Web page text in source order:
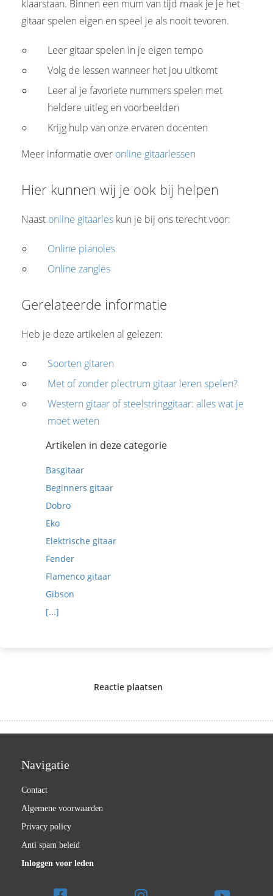
klaarstaan. Binnen een mum van tijd maak je je het
gitaar spelen eigen en speel je als nooit tevoren.
Leer gitaar spelen in je eigen tempo
Volg de lessen wanneer het jou uitkomt
Leer al je favoriete nummers spelen met
heldere uitleg en voorbeelden
Krijg hulp van onze ervaren docenten
Meer informatie over online gitaarlessen
Hier kunnen wij je ook bij helpen
Naast online gitaarles kun je bij ons terecht voor:
Online pianoles
Online zangles
Gerelateerde informatie
Heb je deze artikelen al gelezen:
Soorten gitaren
Met of zonder plectrum gitaar leren spelen?
Western gitaar of steelstringgitaar: alles wat je
moet weten
Artikelen in deze categorie
Basgitaar
Beginners gitaar
Dobro
Eko
Elektrische gitaar
Fender
Flamenco gitaar
Gibson
[...]
Reactie plaatsen
Navigatie
Contact
Algemene voorwaarden
Privacy policy
Anti spam beleid
Inloggen voor leden